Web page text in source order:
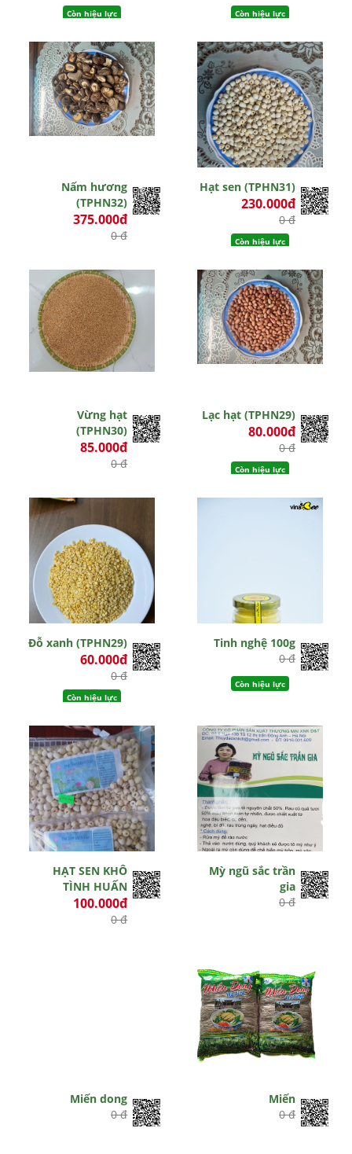
Còn hiệu lực Còn hiệu lực
Nấm hương
(TPHN32)
375.000đ
0 đ
Hạt sen (TPHN31)
230.000đ
0 đ
Còn hiệu lực
Vừng hạt
(TPHN30)
85.000đ
0 đ
Lạc hạt (TPHN29)
80.000đ
0 đ
Còn hiệu lực
Đỗ xanh (TPHN29)
60.000đ
0 đ
Còn hiệu lực
Tinh nghệ 100g
0 đ
Còn hiệu lực
HẠT SEN KHÔ
TÌNH HUẤN
100.000đ
0 đ
Mỳ ngũ sắc trần
gia
0 đ
Miến dong
0 đ
Miến
0 đ